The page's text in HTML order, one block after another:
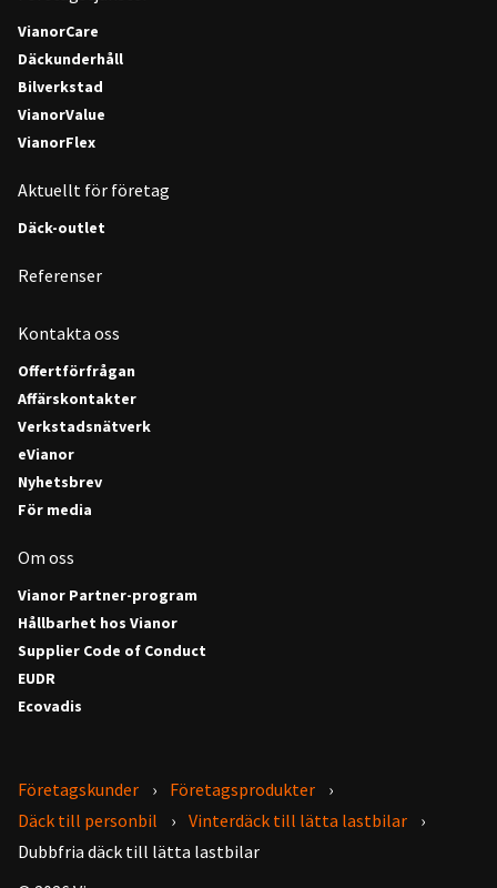
VianorCare
Däckunderhåll
Bilverkstad
VianorValue
VianorFlex
Aktuellt för företag
Däck-outlet
Referenser
Kontakta oss
Offertförfrågan
Affärskontakter
Verkstadsnätverk
eVianor
Nyhetsbrev
För media
Om oss
Vianor Partner-program
Hållbarhet hos Vianor
Supplier Code of Conduct
EUDR
Ecovadis
Företagskunder
Företagsprodukter
Däck till personbil
Vinterdäck till lätta lastbilar
Dubbfria däck till lätta lastbilar